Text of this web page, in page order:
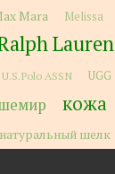
Mara Melissa
Lauren
U.S.Polo ASSN UGG
кожа
натуральный шелк